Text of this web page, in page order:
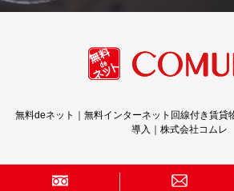
無料deネット｜無料インターネット回線付き賃貸
導入｜株式会社コムレ